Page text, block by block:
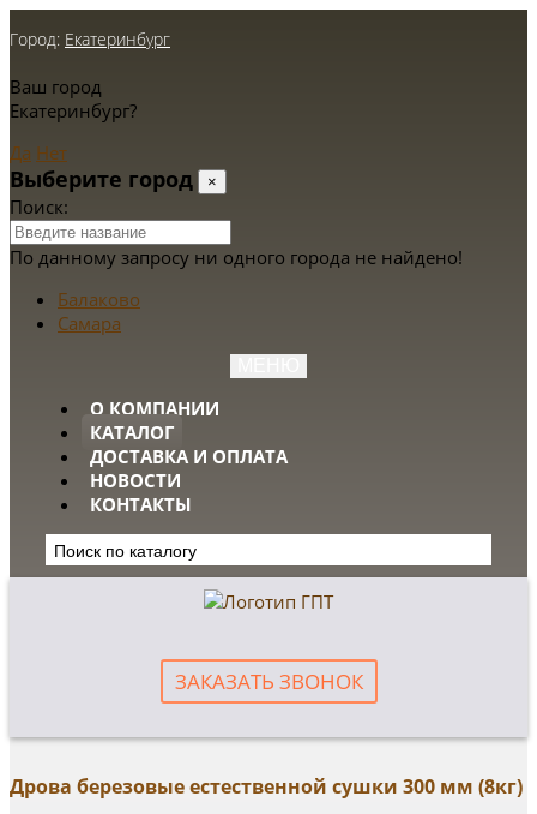
Город: Екатеринбург
Ваш город
Екатеринбург?
Да Нет
Выберите город ×
Поиск:
По данному запросу ни одного города не найдено!
Балаково
Самара
О КОМПАНИИ
КАТАЛОГ
ДОСТАВКА И ОПЛАТА
НОВОСТИ
КОНТАКТЫ
ЗАКАЗАТЬ ЗВОНОК
Дрова березовые естественной сушки 300 мм (8кг)